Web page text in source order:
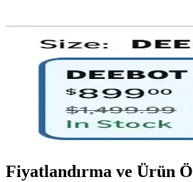
Roborock ve Dreame robot süpürgeler,
Mini Robot Süpürgeler:
Mini robot süpürgeler, küçük yaşam
Deebot X11 OmniCyclone
Deebot X11 OmniCyclone, torbasız toz
Fiyatlandırma ve Ürün